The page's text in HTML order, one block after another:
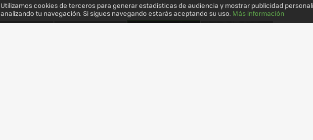
Utilizamos cookies de terceros para generar estadísticas de audiencia y mostrar publicidad
analizando tu navegación. Si sigues navegando estarás aceptando su uso. Más información